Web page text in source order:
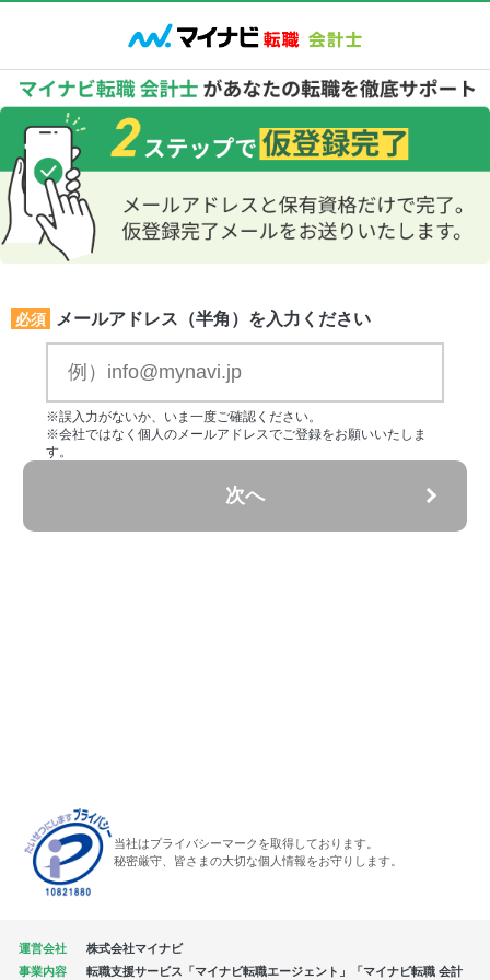
必須 メールアドレス（半角）を入力ください
※誤入力がないか、いま一度ご確認ください。
※会社ではなく個人のメールアドレスでご登録をお願いいたしま
す。
次へ
当社はプライバシーマークを取得しております。
秘密厳守、皆さまの大切な個人情報をお守りします。
運営会社
株式会社マイナビ
事業内容
転職支援サービス「マイナビ転職エージェント」「マイナビ転職 会計